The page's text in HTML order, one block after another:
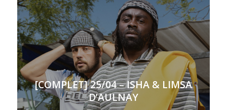
[COMPLET] 25/04 – ISHA & LIMSA
D’AULNAY